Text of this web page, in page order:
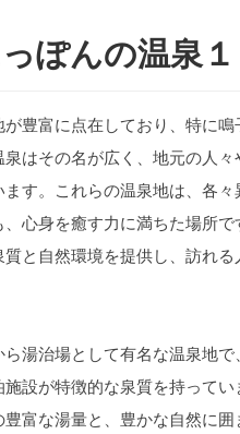
ぽんの温泉
豊富に点在しており、特に鳴
はその名が広く、地元の人々
す。これらの温泉地は、各々
心身を癒す力に満ちた場所で
と自然環境を提供し、訪れる
湯治場として有名な温泉地で
設が特徴的な泉質を持ってい
富な湯量と、豊かな自然に囲